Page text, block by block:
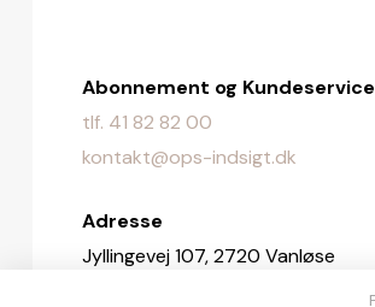
Abonnement og Kundeservice
tlf. 41 82 82 00
kontakt@ops-indsigt.dk
Adresse
Jyllingevej 107, 2720 Vanløse